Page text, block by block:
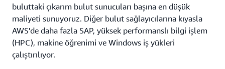
buluttaki çıkarım bulut sunucuları başına en düşük
maliyeti sunuyoruz. Diğer bulut sağlayıcılarına kıyasla
AWS'de daha fazla SAP, yüksek performanslı bilgi işlem
(HPC), makine öğrenimi ve Windows iş yükleri
çalıştırılıyor.